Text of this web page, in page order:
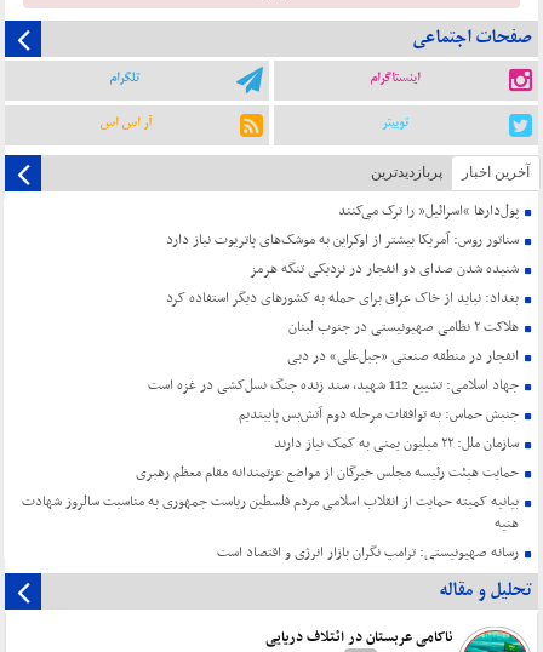
صفحات اجتماعی
اینستاگرام تلگرام
توییتر آر اس اس
آخرین اخبار پربازدیدترین
پول‌دارها “اسرائیل” را ترک می‌کنند
سناتور روس: آمریکا بیشتر از اوکراین به موشک‌های پاتریوت نیاز دارد
شنیده شدن صدای دو انفجار در نزدیکی تنگه هرمز
بغداد: نباید از خاک عراق برای حمله به کشورهای دیگر استفاده کرد
هلاکت ۲ نظامی صهیونیستی در جنوب لبنان
انفجار در منطقه صنعتی «جبل‌علی» در دبی
جهاد اسلامی: تشییع 112 شهید، سند زنده جنگ نسل‌کشی در غزه است
جنبش حماس: به توافقات مرحله دوم آتش‌بس پایبندیم
سازمان ملل: ۲۲ میلیون یمنی به کمک نیاز دارند
حمایت هیئت رئیسه مجلس خبرگان از مواضع عزتمندانه مقام معظم رهبری
بیانیه کمیته حمایت از انقلاب اسلامی مردم فلسطین ریاست جمهوری به مناسبت سالروز شهادت
هنیه
رسانه صهیونیستی: ترامپ نگران بازار انرژی و اقتصاد است
تحلیل و مقاله
ناکامی عربستان در ائتلاف دریایی